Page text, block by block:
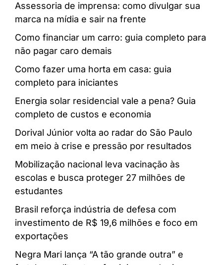
Assessoria de imprensa: como divulgar sua
marca na mídia e sair na frente
Como financiar um carro: guia completo para
não pagar caro demais
Como fazer uma horta em casa: guia
completo para iniciantes
Energia solar residencial vale a pena? Guia
completo de custos e economia
Dorival Júnior volta ao radar do São Paulo
em meio à crise e pressão por resultados
Mobilização nacional leva vacinação às
escolas e busca proteger 27 milhões de
estudantes
Brasil reforça indústria de defesa com
investimento de R$ 19,6 milhões e foco em
exportações
Negra Mari lança “A tão grande outra” e